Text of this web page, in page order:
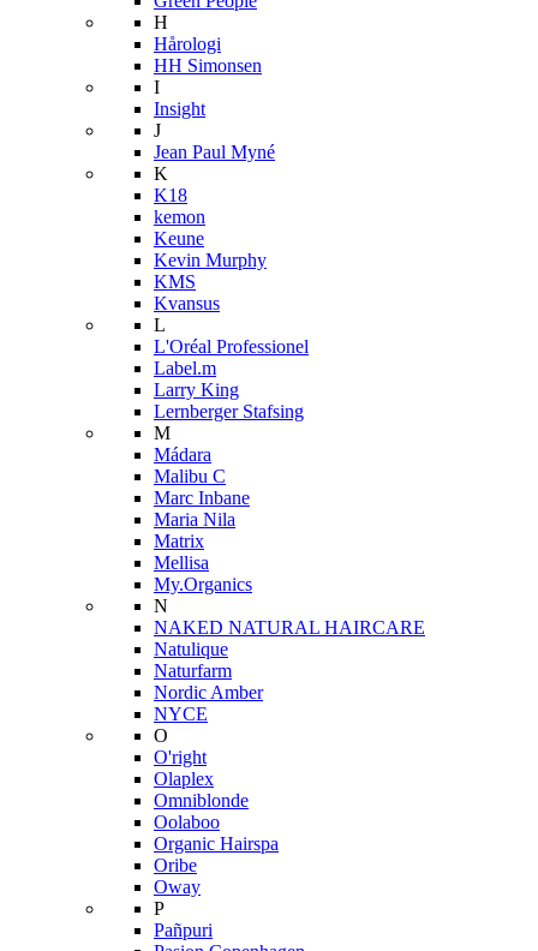
H
Hårologi
HH Simonsen
I
Insight
J
Jean Paul Myné
K
K18
kemon
Keune
Kevin Murphy
KMS
Kvansus
L
L'Oréal Professionel
Label.m
Larry King
Lernberger Stafsing
M
Mádara
Malibu C
Marc Inbane
Maria Nila
Matrix
Mellisa
My.Organics
N
NAKED NATURAL HAIRCARE
Natulique
Naturfarm
Nordic Amber
NYCE
O
O'right
Olaplex
Omniblonde
Oolaboo
Organic Hairspa
Oribe
Oway
P
Pañpuri